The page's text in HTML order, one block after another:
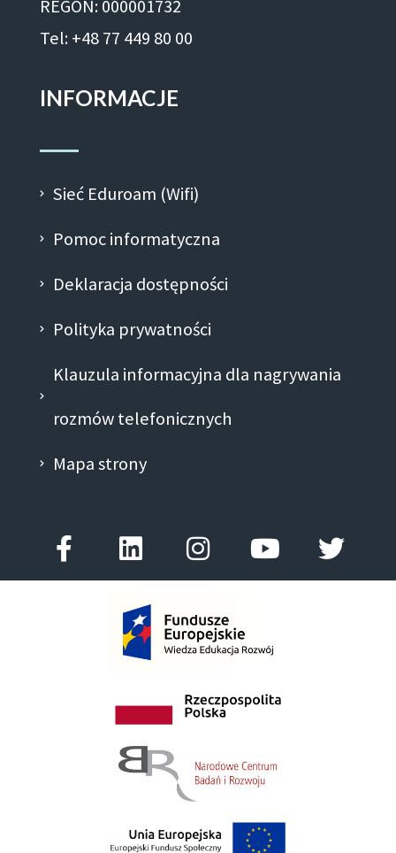
REGON: 000001732
Tel: +48 77 449 80 00
INFORMACJE
Sieć Eduroam (Wifi)
Pomoc informatyczna
Deklaracja dostępności
Polityka prywatności
Klauzula informacyjna dla nagrywania
rozmów telefonicznych
Mapa strony
f